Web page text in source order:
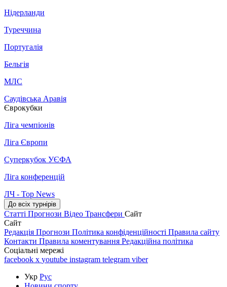
Нідерланди
Туреччина
Португалія
Бельгія
МЛС
Саудівська Аравія
Єврокубки
Ліга чемпіонів
Ліга Європи
Суперкубок УЄФА
Ліга конференцій
ЛЧ - Top News
До всіх турнірів
Статті Прогнози Відео Трансфери Сайт
Сайт
Редакція Прогнози Політика конфіденційності Правила сайту
Контакти Правила коментування Редакційна політика
Соціальні мережі
facebook x youtube instagram telegram viber
Укр Рус